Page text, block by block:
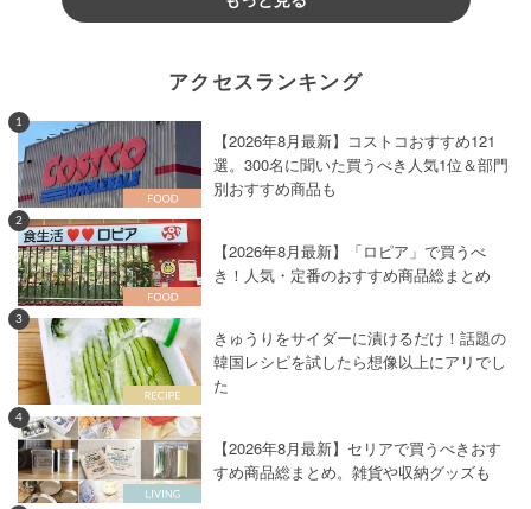
アクセスランキング
1
【2026年8月最新】コストコおすすめ121
選。300名に聞いた買うべき人気1位＆部門
別おすすめ商品も
2
【2026年8月最新】「ロピア」で買うべ
き！人気・定番のおすすめ商品総まとめ
3
きゅうりをサイダーに漬けるだけ！話題の
韓国レシピを試したら想像以上にアリでし
た
4
【2026年8月最新】セリアで買うべきおす
すめ商品総まとめ。雑貨や収納グッズも